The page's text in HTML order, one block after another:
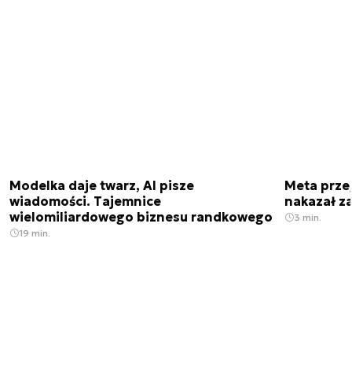
Modelka daje twarz, AI pisze
wiadomości. Tajemnice
wielomiliardowego biznesu randkowego
19 min.
Meta
nakazał
3 min.